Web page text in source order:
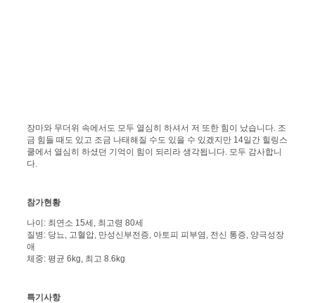
장마와 무더위 속에서도 모두 열심히 하셔서 저 또한 힘이 났습니다. 조
금 힘들 때도 있고 조금 나태해질 수도 있을 수 있겠지만 14일간 힐링스
쿨에서 열심히 하셨던 기억이 힘이 되리라 생각됩니다. 모두 감사합니
다.
참가현황
나이: 최연소 15세, 최고령 80세
질병: 당뇨, 고혈압, 만성신부전증, 아토피 피부염, 전신 통증, 양극성장
애
체중: 평균 6kg, 최고 8.6kg
특기사항